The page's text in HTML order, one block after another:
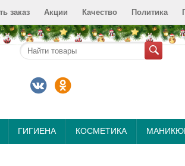
заказ Акции Качество Политика
ГИГИЕНА КОСМЕТИКА